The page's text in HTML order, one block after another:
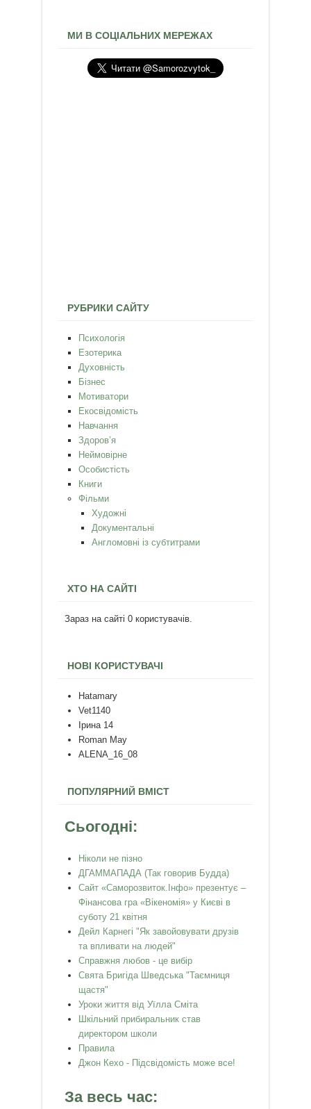
МИ В СОЦІАЛЬНИХ МЕРЕЖАХ
РУБРИКИ САЙТУ
Психологія
Езотерика
Духовність
Бізнес
Мотиватори
Екосвідомість
Навчання
Здоров’я
Неймовірне
Особистість
Книги
Фільми
Художні
Документальні
Англомовні із субтитрами
ХТО НА САЙТІ
Зараз на сайті 0 користувачів.
НОВІ КОРИСТУВАЧІ
Hatamary
Vet1140
Ірина 14
Roman May
ALENA_16_08
ПОПУЛЯРНИЙ ВМІСТ
Сьогодні:
Ніколи не пізно
ДГАММАПАДА (Так говорив Будда)
Сайт «Саморозвиток.Інфо» презентує –
Фінансова гра «Вікеномія» у Києві в
суботу 21 квітня
Дейл Карнегі "Як завойовувати друзів
та впливати на людей"
Справжня любов - це вибір
Свята Бригіда Шведська "Таємниця
щастя"
Уроки життя від Уїлла Сміта
Шкільний прибиральник став
директором школи
Правила
Джон Кехо - Підсвідомість може все!
За весь час: